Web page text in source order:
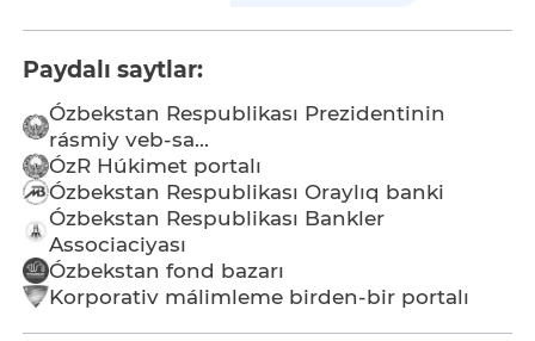
Paydalı saytlar:
Ózbekstan Respublikası Prezidentinin
rásmiy veb-sa...
ÓzR Húkimet portalı
Ózbekstan Respublikası Oraylıq banki
Ózbekstan Respublikası Bankler
Associaciyası
Ózbekstan fond bazarı
Korporativ málimleme birden-bir portalı